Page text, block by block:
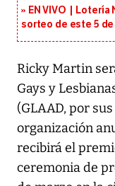
EN VIVO | Lotería
sorteo de este 5
Ricky Martin
Gays y
(GLAAD, por
organización
recibirá el
ceremonia de